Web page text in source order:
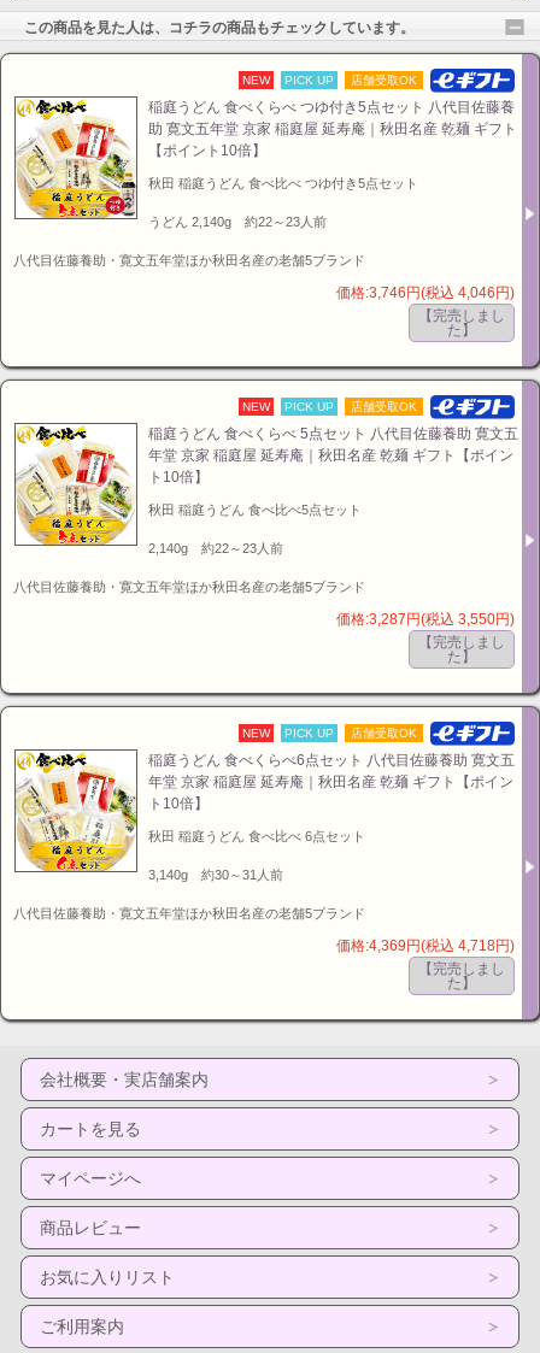
この商品を見た人は、コチラの商品もチェックしています。
NEW PICK UP 店舗受取OK
稲庭うどん 食べくらべ つゆ付き5点セット 八代目佐藤養
助 寛文五年堂 京家 稲庭屋 延寿庵｜秋田名産 乾麺 ギフト
【ポイント10倍】
秋田 稲庭うどん 食べ比べ つゆ付き5点セット
うどん 2,140g 約22～23人前
八代目佐藤養助・寛文五年堂ほか秋田名産の老舗5ブランド
価格:3,746円(税込 4,046円)
【完売しまし
た】
NEW PICK UP 店舗受取OK
稲庭うどん 食べくらべ 5点セット 八代目佐藤養助 寛文五
年堂 京家 稲庭屋 延寿庵｜秋田名産 乾麺 ギフト【ポイン
ト10倍】
秋田 稲庭うどん 食べ比べ5点セット
2,140g 約22～23人前
八代目佐藤養助・寛文五年堂ほか秋田名産の老舗5ブランド
価格:3,287円(税込 3,550円)
【完売しまし
た】
NEW PICK UP 店舗受取OK
稲庭うどん 食べくらべ6点セット 八代目佐藤養助 寛文五
年堂 京家 稲庭屋 延寿庵｜秋田名産 乾麺 ギフト【ポイン
ト10倍】
秋田 稲庭うどん 食べ比べ 6点セット
3,140g 約30～31人前
八代目佐藤養助・寛文五年堂ほか秋田名産の老舗5ブランド
価格:4,369円(税込 4,718円)
【完売しまし
た】
会社概要・実店舗案内
カートを見る
マイページへ
商品レビュー
お気に入りリスト
ご利用案内